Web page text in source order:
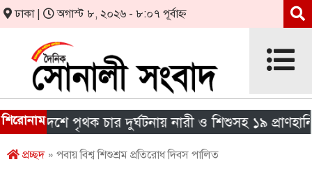
ঢাকা | অগাস্ট ৮, ২০২৬ - ৮:০৭ পূর্বাহ্ন
শিরোনাম
দেশে পৃথক চার দুর্ঘটনায় নারী ও শিশুসহ ১৯ প্রাণহানি
প্রচ্ছদ» পবায় বিশ্ব শিশুশ্রম প্রতিরোধ দিবস পালিত